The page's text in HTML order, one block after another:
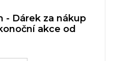
- Dárek za nákup
akce od